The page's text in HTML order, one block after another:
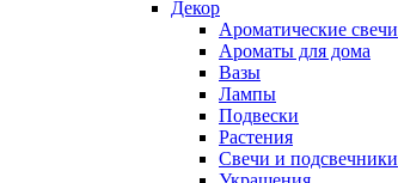
Декор
Ароматические свечи
Ароматы для дома
Вазы
Лампы
Подвески
Растения
Свечи и подсвечники